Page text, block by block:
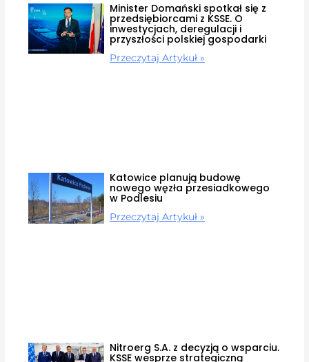
Minister Domański spotkał się z
przedsiębiorcami z KSSE. O
inwestycjach, deregulacji i
przyszłości polskiej gospodarki
Przeczytaj Artykuł »
Katowice planują budowę
nowego węzła przesiadkowego
w Podlesiu
Przeczytaj Artykuł »
Nitroerg S.A. z decyzją o wsparciu.
KSSE wesprze strategiczną